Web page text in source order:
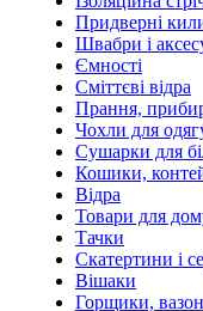
Придверні
Швабри і
Ємності
Сміттєві відра
Прання,
Чохли для
Сушарки для
Кошики,
Відра
Товари для
Тачки
Скатертини і
Вішаки
Горщики,